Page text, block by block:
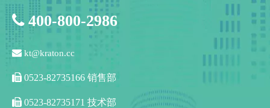
 400-800-2986
 kt@kraton.cc
 0523-82735166 销售部
 0523-82735171 技术部